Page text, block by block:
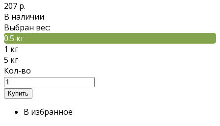
207 р.
В наличии
Выбран вес:
0.5 кг
1 кг
5 кг
Кол-во
В избранное